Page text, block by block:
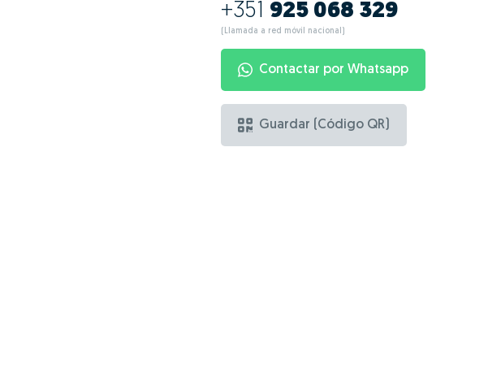
+351 925 068 329
(Llamada a red móvil nacional)
Contactar por Whatsapp
Guardar (Código QR)